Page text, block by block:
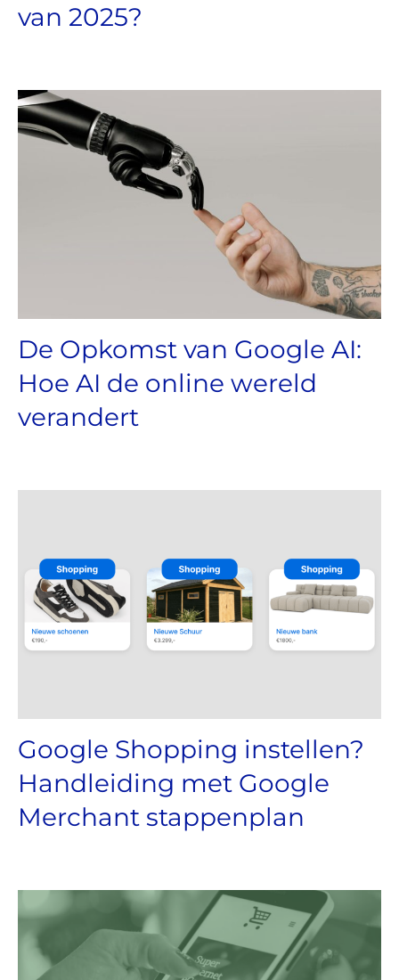
van 2025?
De Opkomst van Google AI:
Hoe AI de online wereld
verandert
Google Shopping instellen?
Handleiding met Google
Merchant stappenplan